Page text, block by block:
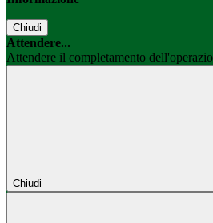
Chiudi
Attendere...
Attendere il completamento
Chiudi